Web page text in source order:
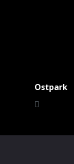
Ostpark